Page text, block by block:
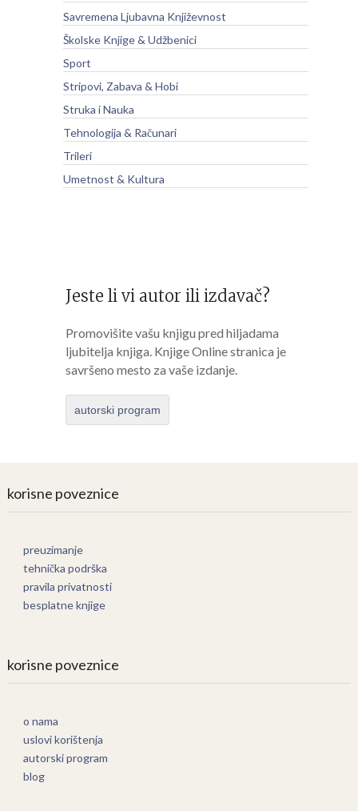
Savremena Ljubavna Književnost
Školske Knjige & Udžbenici
Sport
Stripovi, Zabava & Hobi
Struka i Nauka
Tehnologija & Računari
Trileri
Umetnost & Kultura
Jeste li vi autor ili izdavač?
Promovišite vašu knjigu pred hiljadama
ljubitelja knjiga. Knjige Online stranica je
savršeno mesto za vaše izdanje.
autorski program
korisne poveznice
preuzimanje
tehnička podrška
pravila privatnosti
besplatne knjige
korisne poveznice
o nama
uslovi korištenja
autorski program
blog